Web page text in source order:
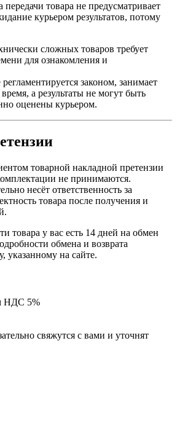
передачи товара не предусматривает
курьером результатов, потому
сложных товаров требует
для ознакомления и
законом, занимает
а результаты не могут быть
оценены курьером.
товарной накладной претензии
не принимаются.
несёт ответственность за
товара после получения и
товара у вас есть 14 дней на обмен
обмена и возврата
указанному на сайте.
НДС 5%
свяжутся с вами и уточнят